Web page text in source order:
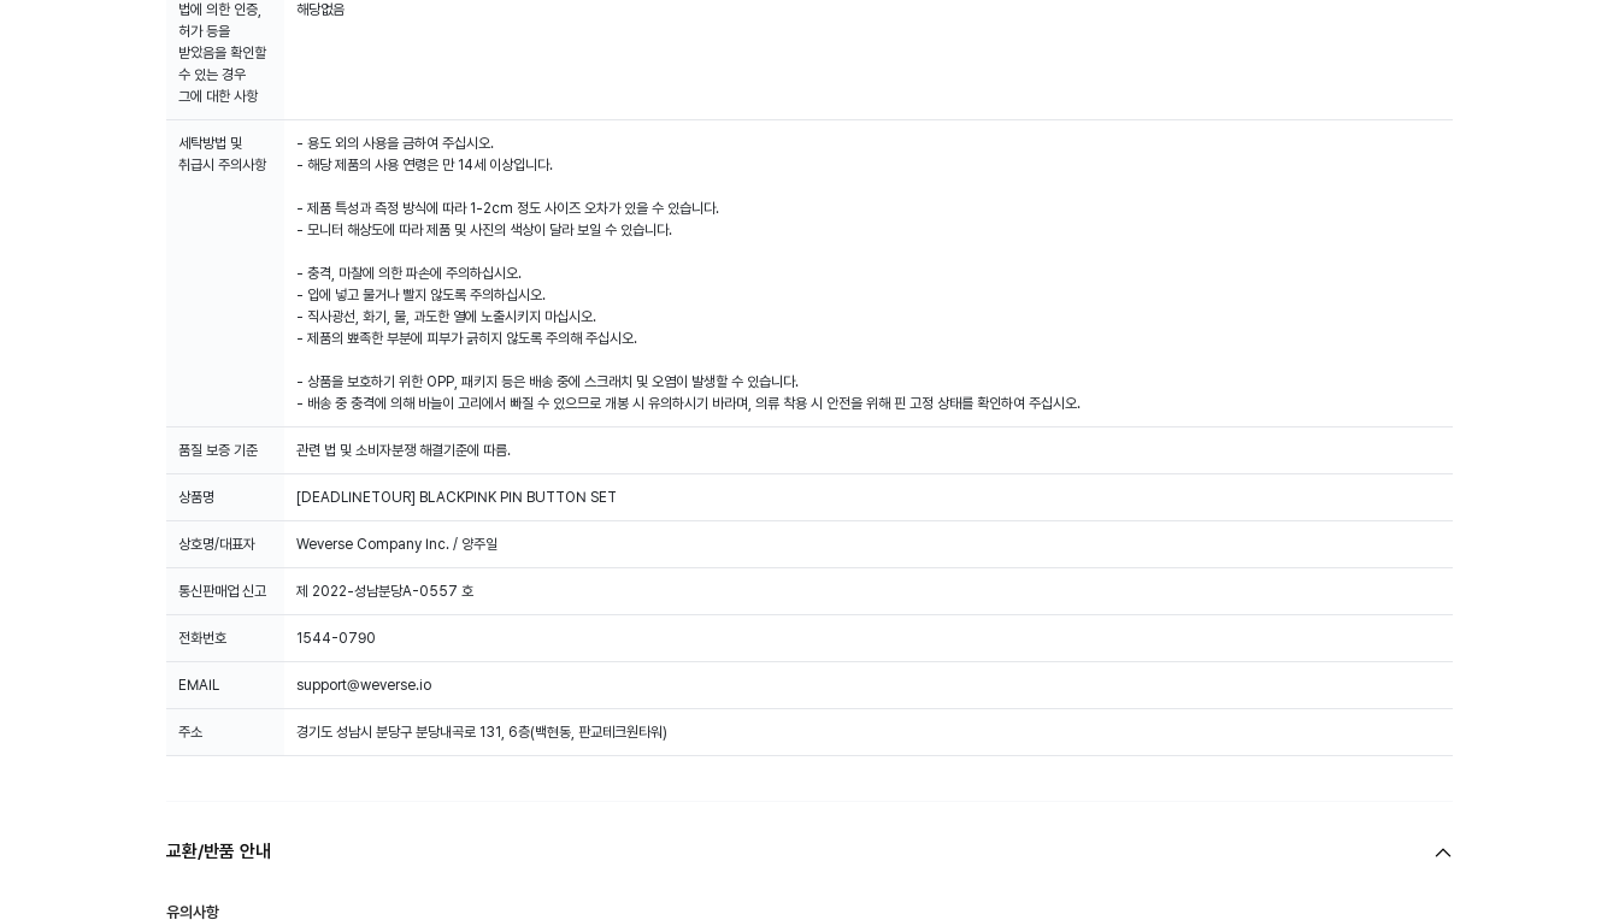
법에 의한 인증,
허가 등을
받았음을 확인할
수 있는 경우
그에 대한 사항
해당없음
세탁방법 및
취급시 주의사항
- 용도 외의 사용을 금하여 주십시오.
- 해당 제품의 사용 연령은 만 14세 이상입니다.
- 제품 특성과 측정 방식에 따라 1-2cm 정도 사이즈 오차가 있을 수 있습니다.
- 모니터 해상도에 따라 제품 및 사진의 색상이 달라 보일 수 있습니다.
- 충격, 마찰에 의한 파손에 주의하십시오.
- 입에 넣고 물거나 빨지 않도록 주의하십시오.
- 직사광선, 화기, 물, 과도한 열에 노출시키지 마십시오.
- 제품의 뾰족한 부분에 피부가 긁히지 않도록 주의해 주십시오.
- 상품을 보호하기 위한 OPP, 패키지 등은 배송 중에 스크래치 및 오염이 발생할 수 있습니다.
- 배송 중 충격에 의해 바늘이 고리에서 빠질 수 있으므로 개봉 시 유의하시기 바라며, 의류 착용 시 안전을 위해 핀 고정 상태를 확인하여 주십시오.
품질 보증 기준 관련 법 및 소비자분쟁 해결기준에 따름.
상품명 [DEADLINETOUR] BLACKPINK PIN BUTTON SET
상호명/대표자 Weverse Company Inc. / 양주일
통신판매업 신고 제 2022-성남분당A-0557 호
전화번호 1544-0790
EMAIL support@weverse.io
주소 경기도 성남시 분당구 분당내곡로 131, 6층(백현동, 판교테크원타워)
교환/반품 안내
유의사항